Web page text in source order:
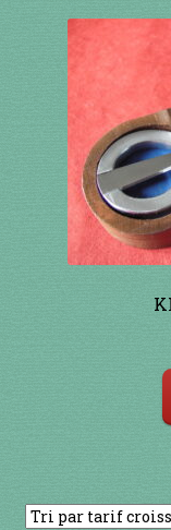
accordée
ACCUEIL
CERFS VOLANTS
Commande
Comment
Comment jouer
Conditions